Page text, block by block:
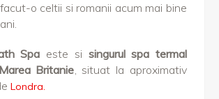
o celtii si romanii acum mai bine
Spa este si singurul spa termal
Britanie, situat la aproximativ
Londra.